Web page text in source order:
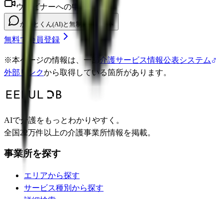
ウェビナーへの申し込み
かいとくん(AI)と無制限チャット
無料で会員登録
※本ページの情報は、一部 介護サービス情報公表システム
外部リンクから取得している箇所があります。
AIで介護をもっとわかりやすく。
全国22万件以上の介護事業所情報を掲載。
事業所を探す
エリアから探す
サービス種別から探す